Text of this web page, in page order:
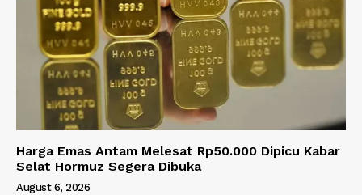
Harga Emas Antam Melesat Rp50.000 Dipicu Kabar
Selat Hormuz Segera Dibuka
August 6, 2026